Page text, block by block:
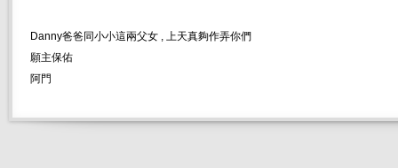
Danny爸爸同小小這兩父女 , 上天真夠作弄你們
願主保佑
阿門